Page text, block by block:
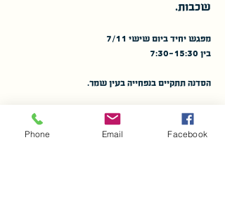
שכבות.
מפגש יחיד ביום שישי 7/11
בין 7:30-15:30
הסדנה תתקיים בנפחייה בעין שמר.
עלות עבור הסדנה: 1250 ש"ח
Phone Email Facebook